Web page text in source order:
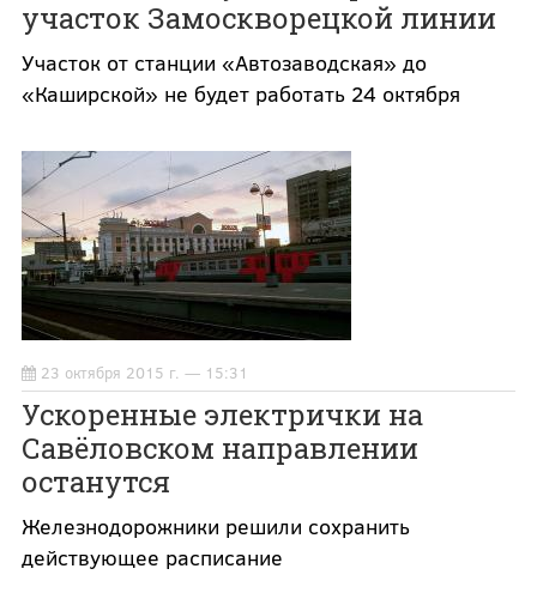
участок Замоскворецкой линии
Участок от станции «Автозаводская» до
«Каширской» не будет работать 24 октября
23 октября 2015 г. — 15:31
Ускоренные электрички на
Савёловском направлении
останутся
Железнодорожники решили сохранить
действующее расписание